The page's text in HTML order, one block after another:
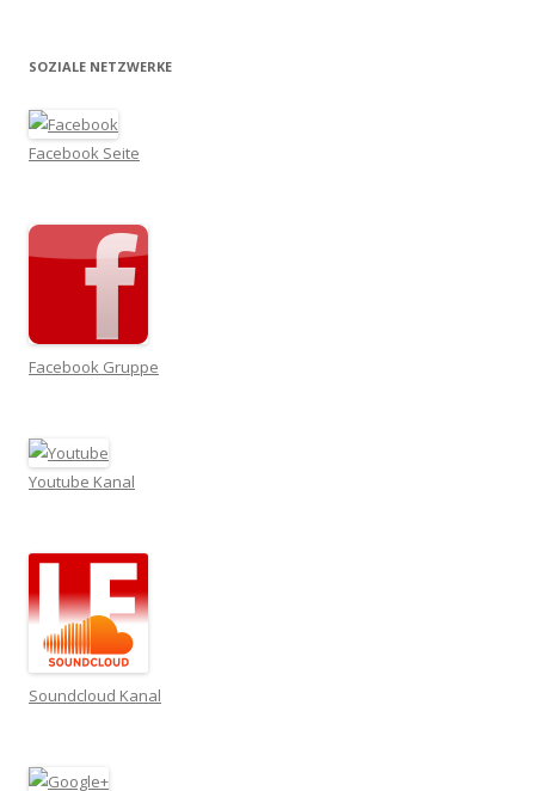
SOZIALE NETZWERKE
Facebook Seite
Facebook Gruppe
Youtube Kanal
Soundcloud Kanal